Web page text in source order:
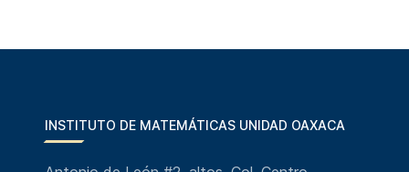
INSTITUTO DE MATEMÁTICAS UNIDAD OAXACA